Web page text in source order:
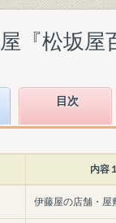
『松坂屋
目次
内容
伊藤屋の店舗・屋